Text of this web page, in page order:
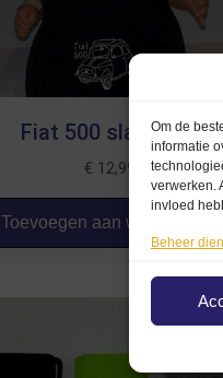
Om de
informatie
verwerken.
invloed
Beheer
Fiat 500 slabbetje
€ 12,99
Toevoegen aan winkelwagen